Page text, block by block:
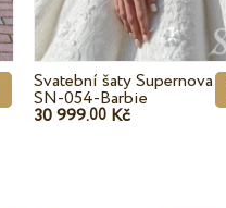
Svatební šaty Supernova
SN-054-Barbie
30 999.00Kč